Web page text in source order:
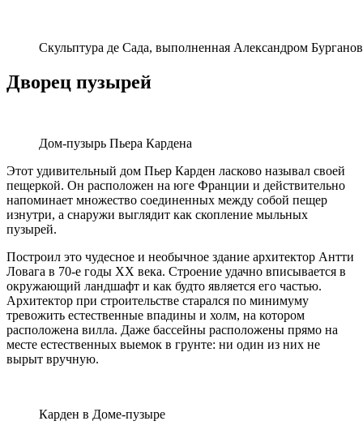
Скульптура де Сада, выполненная Александром
Дворец пузырей
Дом-пузырь Пьера Кардена
Этот удивительный дом Пьер Карден ласково называл своей
пещеркой. Он расположен на юге Франции и действительно
напоминает множество соединенных между собой пещер
изнутри, а снаружи выглядит как скопление мыльных
пузырей.
Построил это чудесное и необычное здание архитектор Антти
Ловага в 70-е годы ХХ века. Строение удачно вписывается в
окружающий ландшафт и как будто является его частью.
Архитектор при строительстве старался по минимуму
тревожить естественные впадины и холм, на котором
расположена вилла. Даже бассейны расположены прямо на
месте естественных выемок в грунте: ни один из них не
вырыт вручную.
Карден в Доме-пузыре